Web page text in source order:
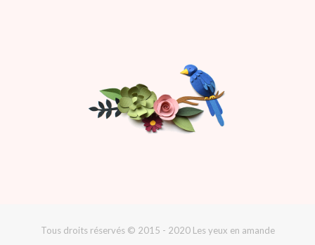
Tous droits réservés © 2015 - 2020 Les yeux en amande